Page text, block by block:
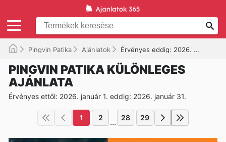
Pingvin Patika Ajánlatok Érvényes eddig: 2026. 01. 31.
PINGVIN PATIKA KÜLÖNLEGES
AJÁNLATA
Érvényes ettől: 2026. január 1. eddig: 2026. január 31.
1 2 ... 28 29